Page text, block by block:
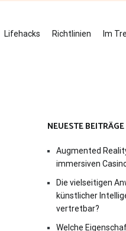
Lifehacks Richtlinien Im
NEUESTE BEITRÄGE
Augmented
immersiven
Die vielseitigen
künstlicher
vertretbar?
Welche